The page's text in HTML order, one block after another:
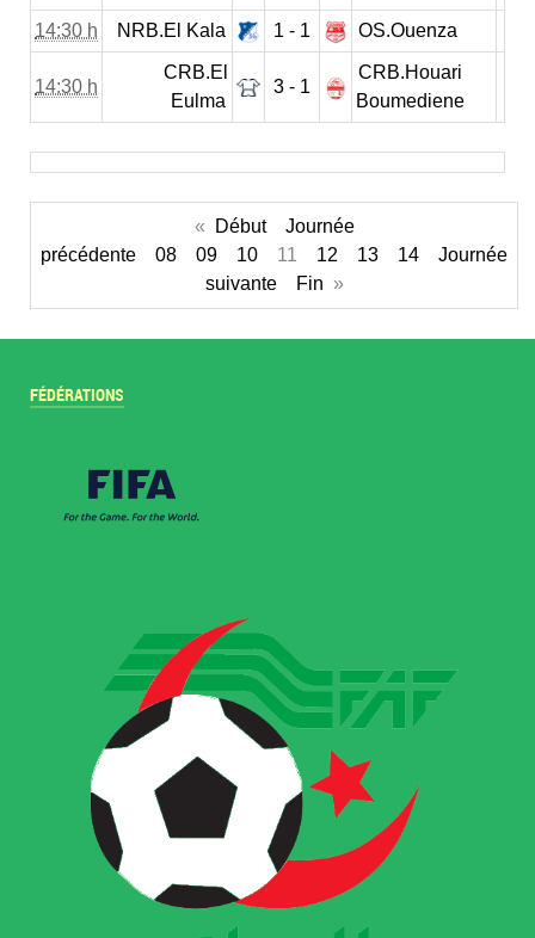
14:30 h NRB.El Kala 1 - 1 OS.Ouenza
14:30 h
CRB.El
Eulma
3 - 1
CRB.Houari
Boumediene
« Début
Journée
précédente
08 09 10 11 12 13 14
Journée
suivante
Fin »
FÉDÉRATIONS